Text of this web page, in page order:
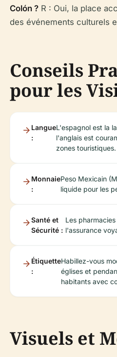
Colón ? R : Oui, la place
des événements culturels
Conseils
pour les
Langue
:
L'espagnol est la
l'anglais est
zones touristiques.
Monnaie
:
Peso Mexicain
liquide pour les
Santé et
Sécurité :
Les
l'assurance
Étiquette
:
Habillez-vous
églises et
habitants avec
Visuels et